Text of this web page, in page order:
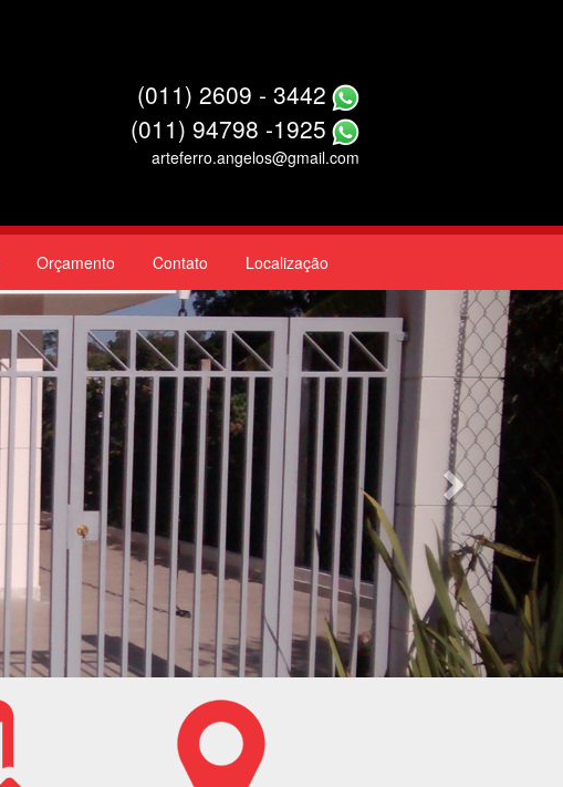
(011) 2609 - 3442
(011) 94798 -1925
arteferro.angelos@gmail.com
Orçamento Contato Localização
Next